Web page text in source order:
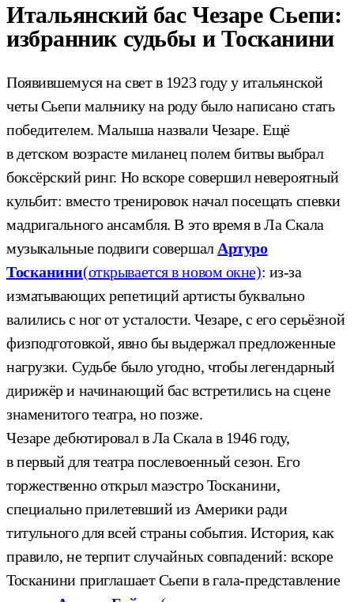
Итальянский бас Чезаре Сьепи:
избранник судьбы и Тосканини
Появившемуся на свет в 1923 году у итальянской
четы Сьепи мальчику на роду было написано стать
победителем. Малыша назвали Чезаре. Ещё
в детском возрасте миланец полем битвы выбрал
боксёрский ринг. Но вскоре совершил невероятный
кульбит: вместо тренировок начал посещать спевки
мадригального ансамбля. В это время в Ла Скала
музыкальные подвиги совершал Артуро
Тосканини(открывается в новом окне): из-за
изматывающих репетиций артисты буквально
валились с ног от усталости. Чезаре, с его серьёзной
физподготовкой, явно бы выдержал предложенные
нагрузки. Судьбе было угодно, чтобы легендарный
дирижёр и начинающий бас встретились на сцене
знаменитого театра, но позже.
Чезаре дебютировал в Ла Скала в 1946 году,
в первый для театра послевоенный сезон. Его
торжественно открыл маэстро Тосканини,
специально прилетевший из Америки ради
титульного для всей страны события. История, как
правило, не терпит случайных совпадений: вскоре
Тосканини приглашает Сьепи в гала-представление